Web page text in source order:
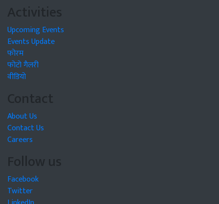
Activities
Upcoming Events
Events Update
फोरम
फोटो गैलरी
वीडियो
Contact
About Us
Contact Us
Careers
Follow us
Facebook
Twitter